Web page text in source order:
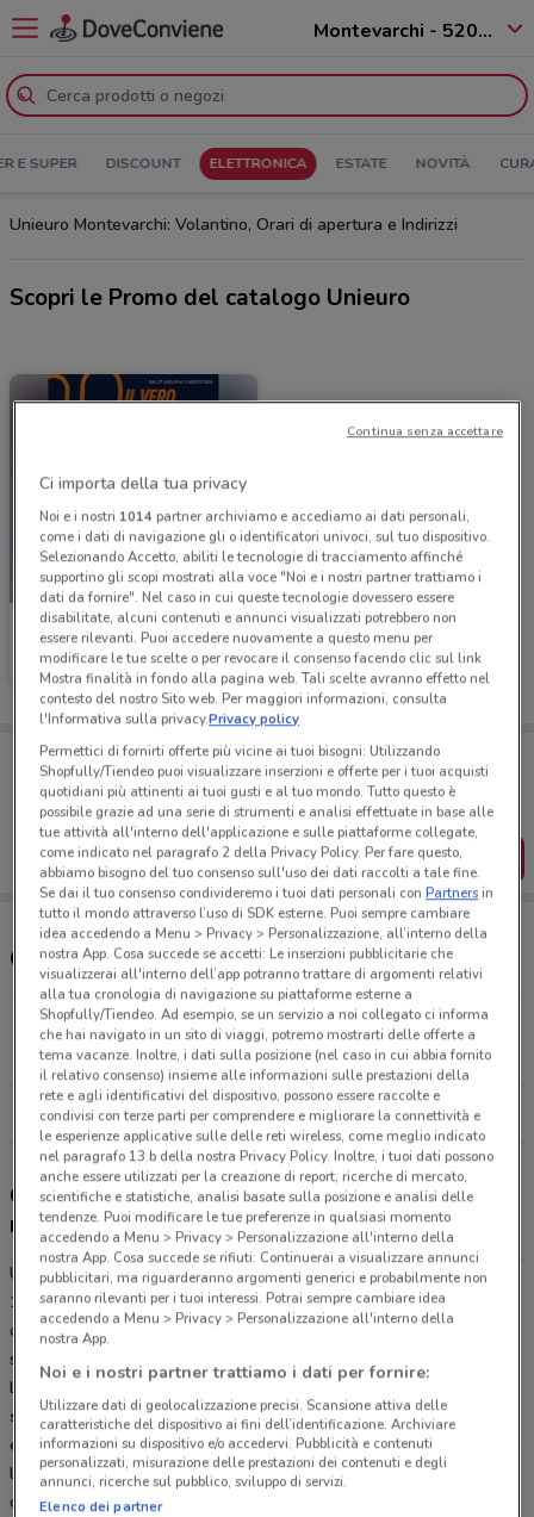
Montevarchi - 52020
E SUPER DISCOUNT ELETTRONICA ESTATE NOVITÀ
Unieuro Montevarchi: Volantino, Orari di apertura e Indirizzi
Scopri le Promo del catalogo Unieuro
SCADE OGGI
Unieuro
Scade oggi 24.8 km
Porta DoveConviene sempre con te!
Puoi trovare le migliori offerte dei negozi vicino a te,
salvarle e creare la tua lista del risparmio, comodamente
dal tuo cellulare.
SCARICA L’APP
Orari e Indirizzi Unieuro
Ripa Di Olmo, 137 Arezzo
24.8 km
APERTO
Tutti i negozi Unieuro
Gli sconti del nuovo volantino Unieuro e i
negozi
Unieuro è presente in vari punti della città: lo trovi in Ripa Di Olmo
137 Arezzo. Tutti i negozi sono aperti dal Lunedì alla Domenica e
offrono i migliori prodotti di elettronica e per la casa a prezzi
scontati.
L’Unieuro di Montevarchi, propone ogni mese decine di offerte su
smartphone,computer, TV, playstation, piccoli e grandi
elettrodomestici e persino scooter, biciclette ed articoli per il tempo
libero. Per sapere quali sono le promozioni eccezionali attive del
catalogo Unieuro di Montevarchi, sfoglia l’ultimo volantino online!
Ci importa della tua privacy
Noi e i nostri 1014partner archiviamo e accediamo ai dati personali,
come i dati di navigazione gli o identificatori univoci, sul tuo dispositivo.
Selezionando Accetto, abiliti le tecnologie di tracciamento affinché
supportino gli scopi mostrati alla voce "Noi e i nostri partner trattiamo i
dati da fornire". Nel caso in cui queste tecnologie dovessero essere
disabilitate, alcuni contenuti e annunci visualizzati potrebbero non
essere rilevanti. Puoi accedere nuovamente a questo menu per
modificare le tue scelte o per revocare il consenso facendo clic sul link
Mostra finalità in fondo alla pagina web. Tali scelte avranno effetto nel
contesto del nostro Sito web. Per maggiori informazioni, consulta
l'Informativa sulla privacy.Privacy policy
Permettici di fornirti offerte più vicine ai tuoi bisogni: Utilizzando
Shopfully/Tiendeo puoi visualizzare inserzioni e offerte per i tuoi acquisti
quotidiani più attinenti ai tuoi gusti e al tuo mondo. Tutto questo è
possibile grazie ad una serie di strumenti e analisi effettuate in base alle
tue attività all'interno dell'applicazione e sulle piattaforme collegate,
come indicato nel paragrafo 2 della Privacy Policy. Per fare questo,
abbiamo bisogno del tuo consenso sull'uso dei dati raccolti a tale fine.
Se dai il tuo consenso condivideremo i tuoi dati personali conPartnersin
tutto il mondo attraverso l’uso di SDK esterne. Puoi sempre cambiare
idea accedendo a Menu > Privacy > Personalizzazione, all’interno della
nostra App. Cosa succede se accetti: Le inserzioni pubblicitarie che
visualizzerai all'interno dell’app potranno trattare di argomenti relativi
alla tua cronologia di navigazione su piattaforme esterne a
Shopfully/Tiendeo. Ad esempio, se un servizio a noi collegato ci informa
che hai navigato in un sito di viaggi, potremo mostrarti delle offerte a
tema vacanze. Inoltre, i dati sulla posizione (nel caso in cui abbia fornito
il relativo consenso) insieme alle informazioni sulle prestazioni della
rete e agli identificativi del dispositivo, possono essere raccolte e
condivisi con terze parti per comprendere e migliorare la connettività e
le esperienze applicative sulle delle reti wireless, come meglio indicato
nel paragrafo 13.b della nostra Privacy Policy. Inoltre, i tuoi dati possono
anche essere utilizzati per la creazione di report, ricerche di mercato,
scientifiche e statistiche, analisi basate sulla posizione e analisi delle
tendenze. Puoi modificare le tue preferenze in qualsiasi momento
accedendo a Menu > Privacy > Personalizzazione all'interno della
nostra App. Cosa succede se rifiuti: Continuerai a visualizzare annunci
pubblicitari, ma riguarderanno argomenti generici e probabilmente non
saranno rilevanti per i tuoi interessi. Potrai sempre cambiare idea
accedendo a Menu > Privacy > Personalizzazione all'interno della
nostra App.
Noi e i nostri partner trattiamo i dati per fornire:
Utilizzare dati di geolocalizzazione precisi. Scansione attiva delle
caratteristiche del dispositivo ai fini dell’identificazione. Archiviare
informazioni su dispositivo e/o accedervi. Pubblicità e contenuti
personalizzati, misurazione delle prestazioni dei contenuti e degli
annunci, ricerche sul pubblico, sviluppo di servizi.
Elenco dei partner
Continua senza accettare